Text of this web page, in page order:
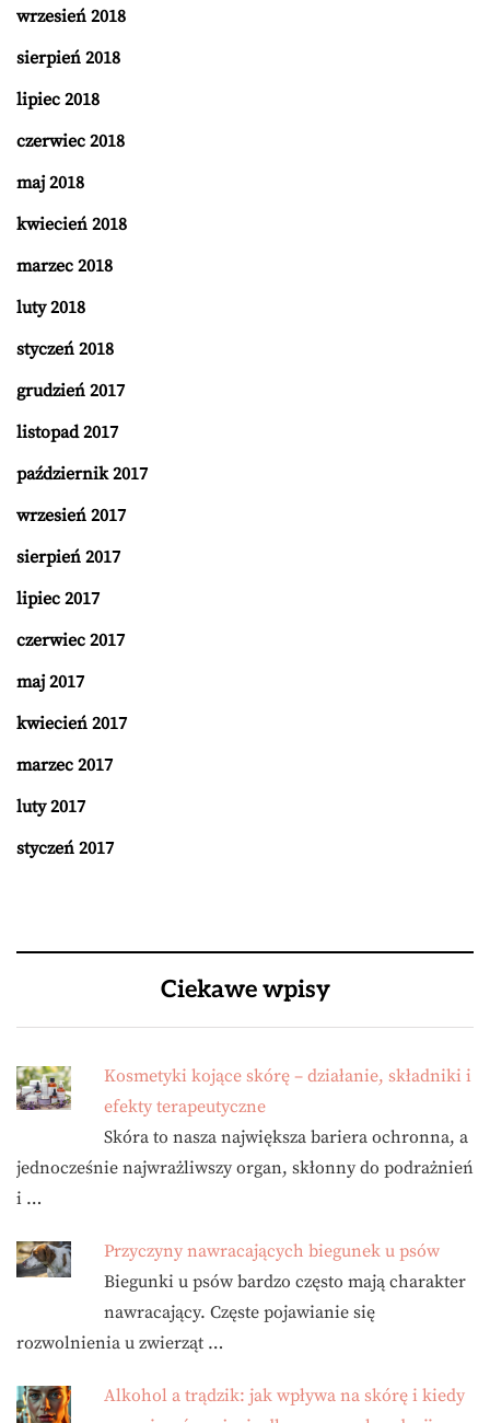
wrzesień 2018
sierpień 2018
lipiec 2018
czerwiec 2018
maj 2018
kwiecień 2018
marzec 2018
luty 2018
styczeń 2018
grudzień 2017
listopad 2017
październik 2017
wrzesień 2017
sierpień 2017
lipiec 2017
czerwiec 2017
maj 2017
kwiecień 2017
marzec 2017
luty 2017
styczeń 2017
Ciekawe wpisy
Kosmetyki kojące skórę – działanie, składniki i
efekty terapeutyczne
Skóra to nasza największa bariera ochronna, a
jednocześnie najwrażliwszy organ, skłonny do podrażnień
i …
Przyczyny nawracających biegunek u psów
Biegunki u psów bardzo często mają charakter
nawracający. Częste pojawianie się
rozwolnienia u zwierząt …
Alkohol a trądzik: jak wpływa na skórę i kiedy